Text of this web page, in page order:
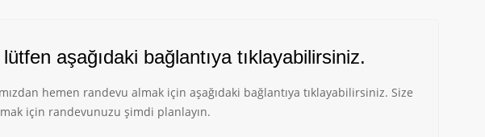
aşağıdaki bağlantıya tıklayabilirsiniz.
hemen randevu almak için aşağıdaki bağlantıya tıklayabilirsiniz. Size
için randevunuzu şimdi planlayın.